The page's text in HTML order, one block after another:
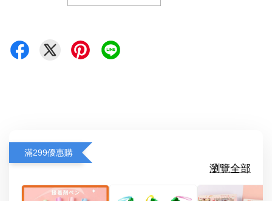
滿299優惠購
瀏覽全部